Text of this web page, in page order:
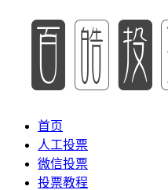
首页
人工投票
微信投票
投票教程